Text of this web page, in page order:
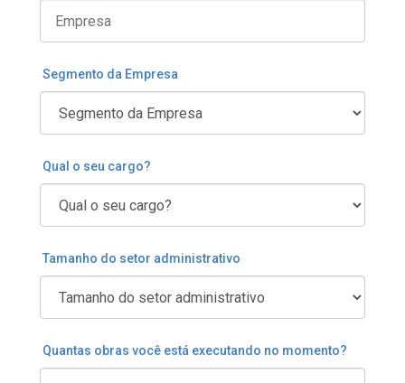
Segmento da Empresa
Qual o seu cargo?
Tamanho do setor administrativo
Quantas obras você está executando no momento?